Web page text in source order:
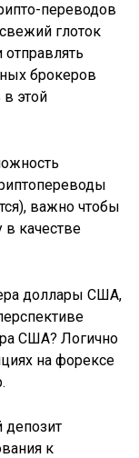
переводов
глоток
брокеров
в этой
важно чтобы
в качестве
доллары США,
США? Логично
на форексе
депозит
к